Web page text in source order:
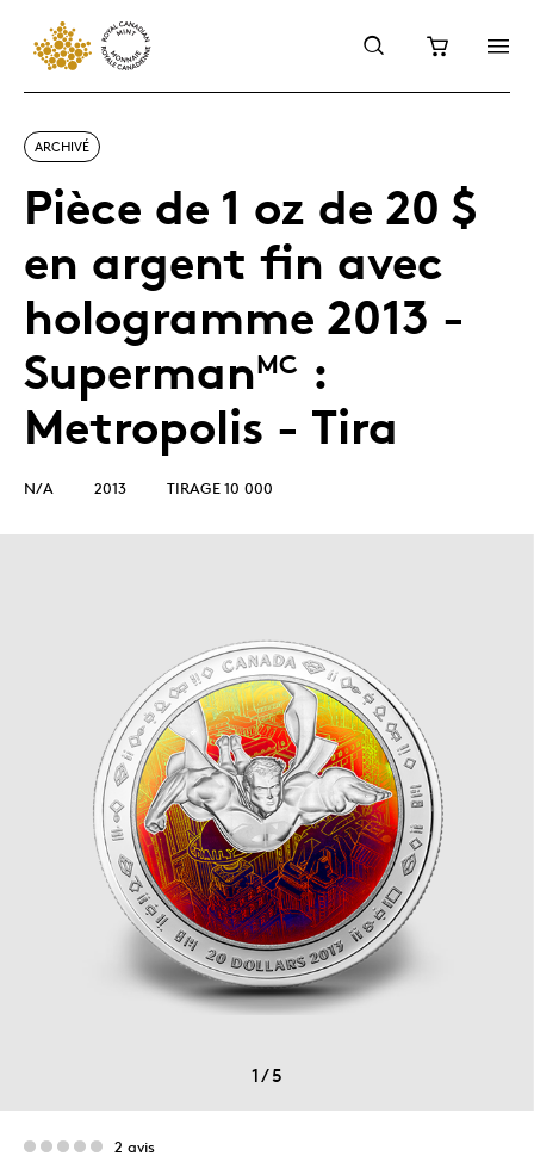
ARCHIVÉ
Pièce de 1 oz de 20 $
en argent fin avec
hologramme 2013 -
SupermanMC
:
Metropolis - Tira
N/A 2013 TIRAGE 10 000
1/5
2 avis